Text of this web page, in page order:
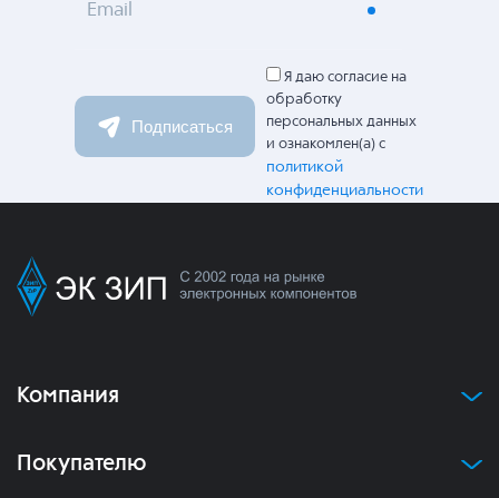
Email
Подписаться
Я даю согласие на
обработку
персональных данных
и ознакомлен(а) с
политикой
конфиденциальности
Компания
Покупателю